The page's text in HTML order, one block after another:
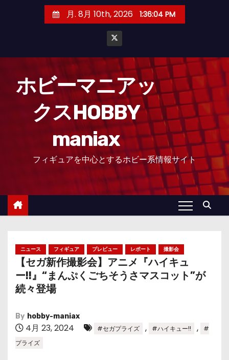
月. 8月 10th, 2026 1:36:05 PM
ホビーマニアッ
クスHOBBY
maniax
フィギュアを中心とするホビー系情報サイト
ニュース フィギュア プレビュー レポート 撮影会
【セガ新作撮影会】アニメ『ハイキュ
ー!!』“まんぷくごちそうさマスコット”が
続々登場
By hobby-maniax
4月 23, 2024 #セガプライズ , #ハイキュー!! ,
#
プライズ